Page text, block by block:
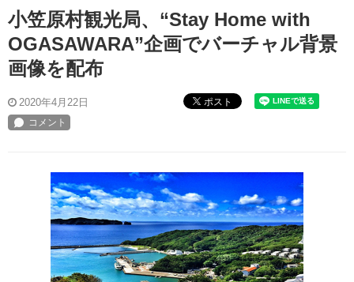
小笠原村観光局、“Stay Home with
OGASAWARA”企画でバーチャル背景
画像を配布
2020年4月22日 ポスト